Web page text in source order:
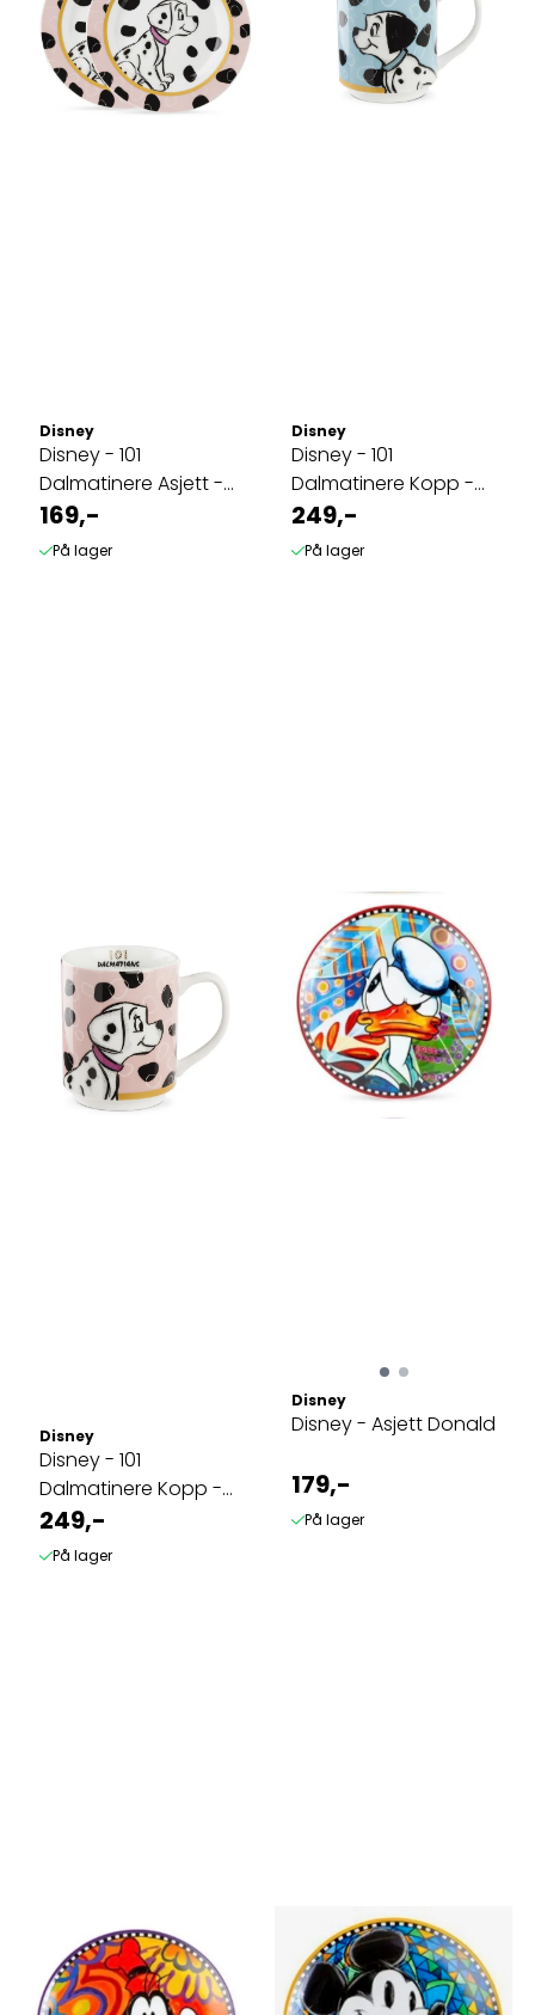
Disney
Disney - 101
Dalmatinere Asjett -
Rosa
169,-
På lager
Disney
Disney - 101
Dalmatinere Kopp -
Blå
249,-
På lager
Disney
Disney - 101
Dalmatinere Kopp -
Rosa
249,-
På lager
Disney
Disney - Asjett Donald
179,-
På lager